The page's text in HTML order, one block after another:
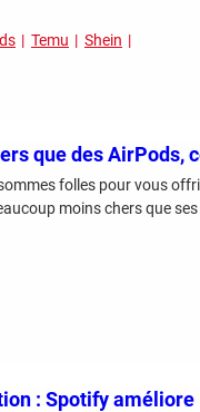
Temu Shein
que des AirPods,
folles pour vous
moins chers que
: Spotify